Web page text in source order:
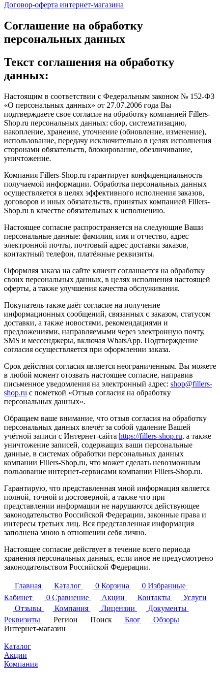
Договор-оферта интернет-магазина
Соглашение на обработку
персональных данных
Текст соглашения на обработку
данных:
Настоящим в соответствии с Федеральным законом № 152-ФЗ
«О персональных данных» от 27.07.2006 года Вы
подтверждаете свое согласие на обработку компанией Fillers-
Shop.ru персональных данных: сбор, систематизацию,
накопление, хранение, уточнение (обновление, изменение),
использование, передачу исключительно в целях исполнения
сторонами обязательств, блокирование, обезличивание,
уничтожение.
Компания Fillers-Shop.ru гарантирует конфиденциальность
получаемой информации. Обработка персональных данных
осуществляется в целях эффективного исполнения заказов,
договоров и иных обязательств, принятых компанией Fillers-
Shop.ru в качестве обязательных к исполнению.
Настоящее согласие распространяется на следующие Ваши
персональные данные: фамилия, имя и отчество, адрес
электронной почты, почтовый адрес доставки заказов,
контактный телефон, платёжные реквизиты.
Оформляя заказа на сайте клиент соглашается на обработку
своих персональных данных, в целях исполнения настоящей
оферты, а также улучшения качества обслуживания.
Покупатель также даёт согласие на получение
информационных сообщений, связанных с заказом, статусом
доставки, а также новостями, рекомендациями и
предложениями, направляемыми через электронную почту,
SMS и мессенджеры, включая WhatsApp. Подтверждение
согласия осуществляется при оформлении заказа.
Срок действия согласия является неограниченным. Вы можете
в любой момент отозвать настоящее согласие, направив
письменное уведомления на электронный адрес: shop@fillers-
shop.ru с пометкой «Отзыв согласия на обработку
персональных данных».
Обращаем ваше внимание, что отзыв согласия на обработку
персональных данных влечёт за собой удаление Вашей
учётной записи с Интернет-сайта https://fillers-shop.ru, а также
уничтожение записей, содержащих ваши персональные
данные, в системах обработки персональных данных
компании Fillers-Shop.ru, что может сделать невозможным
пользование интернет-сервисами компании Fillers-Shop.ru.
Гарантирую, что представленная мной информация является
полной, точной и достоверной, а также что при
представлении информации не нарушаются действующее
законодательство Российской Федерации, законные права и
интересы третьих лиц. Вся представленная информация
заполнена мною в отношении себя лично.
Настоящее согласие действует в течение всего периода
хранения персональных данных, если иное не предусмотрено
законодательством Российской Федерации.
Главная Каталог 0 Корзина 0 Избранные
Кабинет
0 Сравнение Акции Контакты
Услуги
Отзывы
Компания Лицензии
Документы
Реквизиты
Регион Поиск Блог
Обзоры
Интернет-магазин
Каталог
Акции
Компания